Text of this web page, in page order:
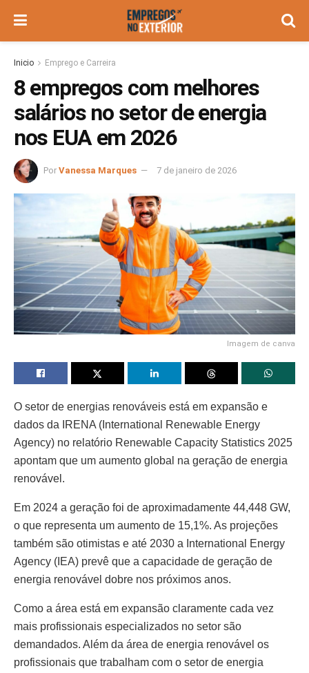
Inicio Emprego e Carreira
8 empregos com melhores
salários no setor de energia
nos EUA em 2026
Por Vanessa Marques 7 de janeiro de 2026
Imagem de canva
O setor de energias renováveis está em expansão e
dados da IRENA (International Renewable Energy
Agency) no relatório Renewable Capacity Statistics 2025
apontam que um aumento global na geração de energia
renovável.
Em 2024 a geração foi de aproximadamente 44,448 GW,
o que representa um aumento de 15,1%. As projeções
também são otimistas e até 2030 a International Energy
Agency (IEA) prevê que a capacidade de geração de
energia renovável dobre nos próximos anos.
Como a área está em expansão claramente cada vez
mais profissionais especializados no setor são
demandados. Além da área de energia renovável os
profissionais que trabalham com o setor de energia